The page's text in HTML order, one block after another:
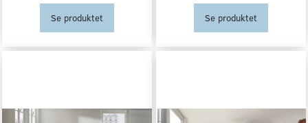
Se produktet Se produktet